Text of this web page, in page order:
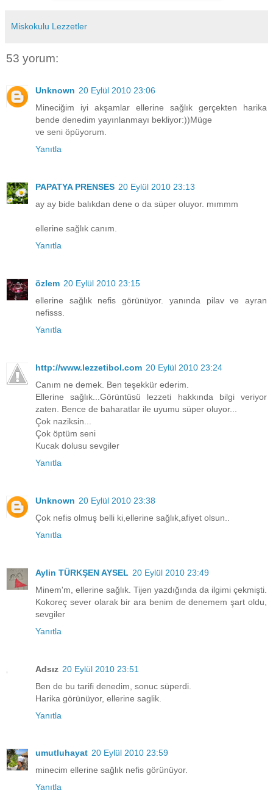
Miskokulu Lezzetler
53 yorum:
Unknown 20 Eylül 2010 23:06
Mineciğim iyi akşamlar ellerine sağlık gerçekten harika
bende denedim yayınlanmayı bekliyor:))Müge
ve seni öpüyorum.
Yanıtla
PAPATYA PRENSES 20 Eylül 2010 23:13
ay ay bide balıkdan dene o da süper oluyor. mımmm
ellerine sağlık canım.
Yanıtla
özlem 20 Eylül 2010 23:15
ellerine sağlık nefis görünüyor. yanında pilav ve ayran
nefisss.
Yanıtla
http://www.lezzetibol.com 20 Eylül 2010 23:24
Canım ne demek. Ben teşekkür ederim.
Ellerine sağlık...Görüntüsü lezzeti hakkında bilgi veriyor
zaten. Bence de baharatlar ile uyumu süper oluyor...
Çok naziksin...
Çok öptüm seni
Kucak dolusu sevgiler
Yanıtla
Unknown 20 Eylül 2010 23:38
Çok nefis olmuş belli ki,ellerine sağlık,afiyet olsun..
Yanıtla
Aylin TÜRKŞEN AYSEL 20 Eylül 2010 23:49
Minem'm, ellerine sağlık. Tijen yazdığında da ilgimi çekmişti.
Kokoreç sever olarak bir ara benim de denemem şart oldu,
sevgiler
Yanıtla
Adsız 20 Eylül 2010 23:51
Ben de bu tarifi denedim, sonuc süperdi.
Harika görünüyor, ellerine saglik.
Yanıtla
umutluhayat 20 Eylül 2010 23:59
minecim ellerine sağlık nefis görünüyor.
Yanıtla